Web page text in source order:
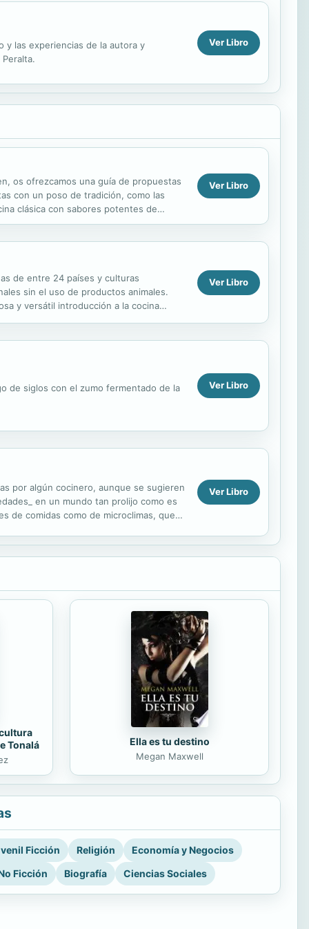
y las experiencias de la autora y
Ver Libro
os ofrezcamos una guía de propuestas
con un poso de tradición, como las
clásica con sabores potentes de
Ver Libro
de entre 24 países y culturas
sin el uso de productos animales.
y versátil introducción a la cocina
Ver Libro
de siglos con el zumo fermentado de la Ver Libro
por algún cocinero, aunque se sugieren
en un mundo tan prolijo como es
de comidas como de microclimas, que
Ver Libro
Tonalá
Ella es tu destino
Megan Maxwell
Ficción Religión
Economía y Negocios
Ficción
Biografía Ciencias Sociales